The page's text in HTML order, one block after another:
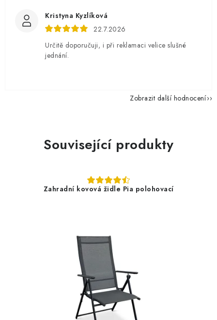
Kristyna Kyzlíková
22.7.2026
Určitě doporučuji, i při reklamaci velice slušné
jednání.
Zobrazit další hodnocení
Související produkty
Zahradní kovová židle Pia polohovací